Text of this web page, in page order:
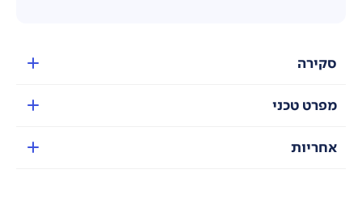
סקירה
מפרט טכני
אחריות